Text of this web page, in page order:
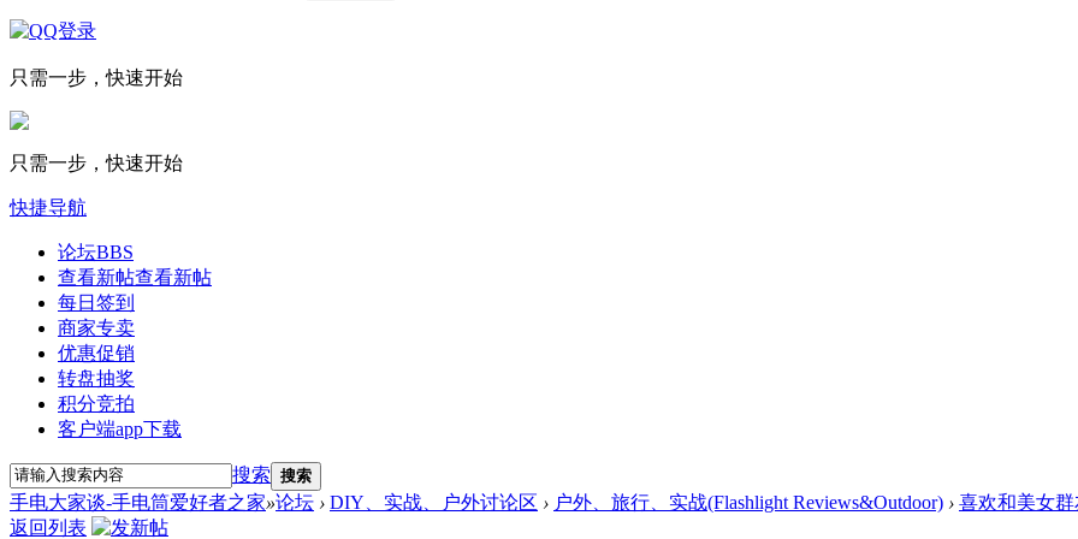
只需一步，快速开始
只需一步，快速开始
快捷导航
论坛BBS
查看新帖查看新帖
每日签到
商家专卖
优惠促销
转盘抽奖
积分竞拍
客户端app下载
搜索 搜索
手电大家谈-手电筒爱好者之家»论坛 › DIY、实战、户外讨论区 › 户外、旅行、实战(Flashlight Reviews&Outdoor) › 喜欢和美女
返回列表